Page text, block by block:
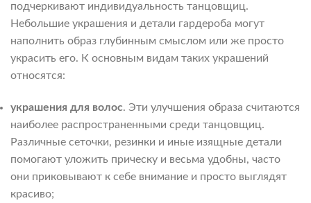
подчеркивают индивидуальность танцовщиц.
Небольшие украшения и детали гардероба могут
наполнить образ глубинным смыслом или же просто
украсить его. К основным видам таких украшений
относятся:
украшения для волос. Эти улучшения образа считаются
наиболее распространенными среди танцовщиц.
Различные сеточки, резинки и иные изящные детали
помогают уложить прическу и весьма удобны, часто
они приковывают к себе внимание и просто выглядят
красиво;